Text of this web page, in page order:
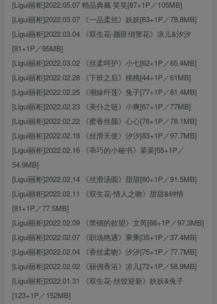
[Ligui丽柜]2022.05.07 精品典藏 笑笑[87+1P／105MB]
[Ligui丽柜]2022.03.07 《一品柔丝》妖妖[63+1P／78.8MB]
[Ligui丽柜]2022.03.04 《双生花-颜匪俏警花》凉儿&汐汐
[81+1P／95MB]
[Ligui丽柜]2022.03.02 《丝柔呵护》小七[62+1P／65.4MB]
[Ligui丽柜]2022.02.28 《下班之后》桃桃[44+1P／61MB]
[Ligui丽柜]2022.02.25 《潮妹纤莲》兔子[77+1P／81.4MB]
[Ligui丽柜]2022.02.23 《美仆之链》小爽[67+1P／77MB]
[Ligui丽柜]2022.02.22 《蜜香丝颜》心心[76+1P／78.1MB]
[Ligui丽柜]2022.02.18 《丝滑天使》汐汐[83+1P／97.7MB]
[Ligui丽柜]2022.02.16 《乖巧的小秘书》菜菜[55+1P／
54.9MB]
[Ligui丽柜]2022.02.14 《丝滑汤圆》甜甜[80+1P／91.5MB]
[Ligui丽柜]2022.02.11 《双生花-情人之吻》甜甜&钟情
[81+1P／77.5MB]
[Ligui丽柜]2022.02.09 《禁锢的欲望》文芮[66+1P／97.3MB]
[Ligui丽柜]2022.02.07 《职场艳遇》乘乘[35+1P／37.4MB]
[Ligui丽柜]2022.02.04 《香丝柔吻》汐汐[75+1P／77.7MB]
[Ligui丽柜]2022.02.02 《丽佣香浴》凉儿[72+1P／58.9MB]
[Ligui丽柜]2022.01.31 《双生花-丝饺迎新》妖妖&兔子
[123+1P／152MB]